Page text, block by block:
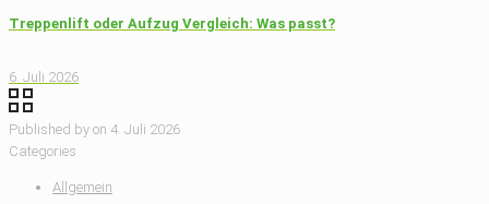
Treppenlift oder Aufzug Vergleich: Was passt?
6. Juli 2026
Published by on 4. Juli 2026
Categories
Allgemein